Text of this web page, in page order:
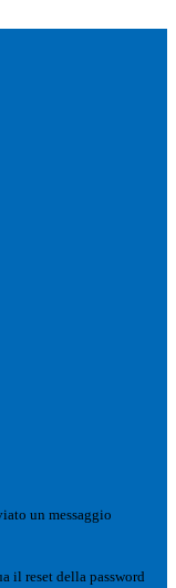
un messaggio
il reset della password